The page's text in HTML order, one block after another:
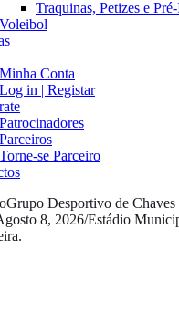
Traquinas, Petizes e
Voleibol
Minha Conta
Log in | Registar
Patrocinadores
Parceiros
Torne-se Parceiro
Grupo Desportivo de Chaves
8, 2026/Estádio